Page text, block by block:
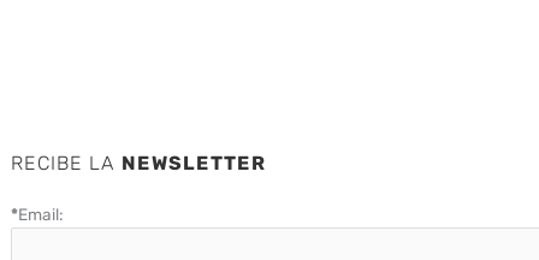
RECIBE LA NEWSLETTER
*Email: